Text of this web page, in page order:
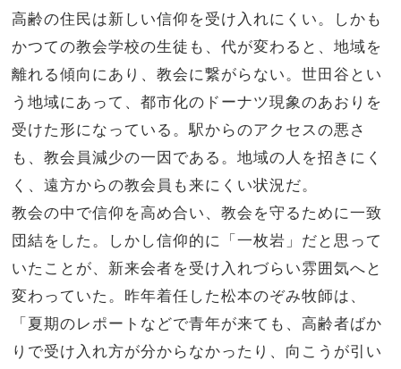
高齢の住民は新しい信仰を受け入れにくい。しかも
かつての教会学校の生徒も、代が変わると、地域を
離れる傾向にあり、教会に繋がらない。世田谷とい
う地域にあって、都市化のドーナツ現象のあおりを
受けた形になっている。駅からのアクセスの悪さ
も、教会員減少の一因である。地域の人を招きにく
く、遠方からの教会員も来にくい状況だ。
教会の中で信仰を高め合い、教会を守るために一致
団結をした。しかし信仰的に「一枚岩」だと思って
いたことが、新来会者を受け入れづらい雰囲気へと
変わっていた。昨年着任した松本のぞみ牧師は、
「夏期のレポートなどで青年が来ても、高齢者ばか
りで受け入れ方が分からなかったり、向こうが引い